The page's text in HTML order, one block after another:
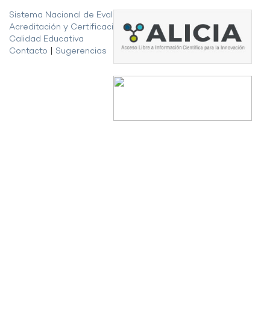
Sistema Nacional de Evaluación,
Acreditación y Certificación de la
Calidad Educativa
Contacto
Sugerencias